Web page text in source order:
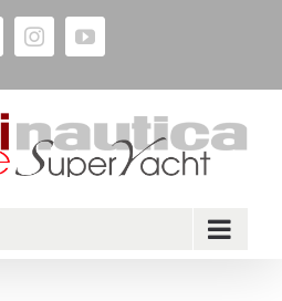
FacebookInstagramYouTube